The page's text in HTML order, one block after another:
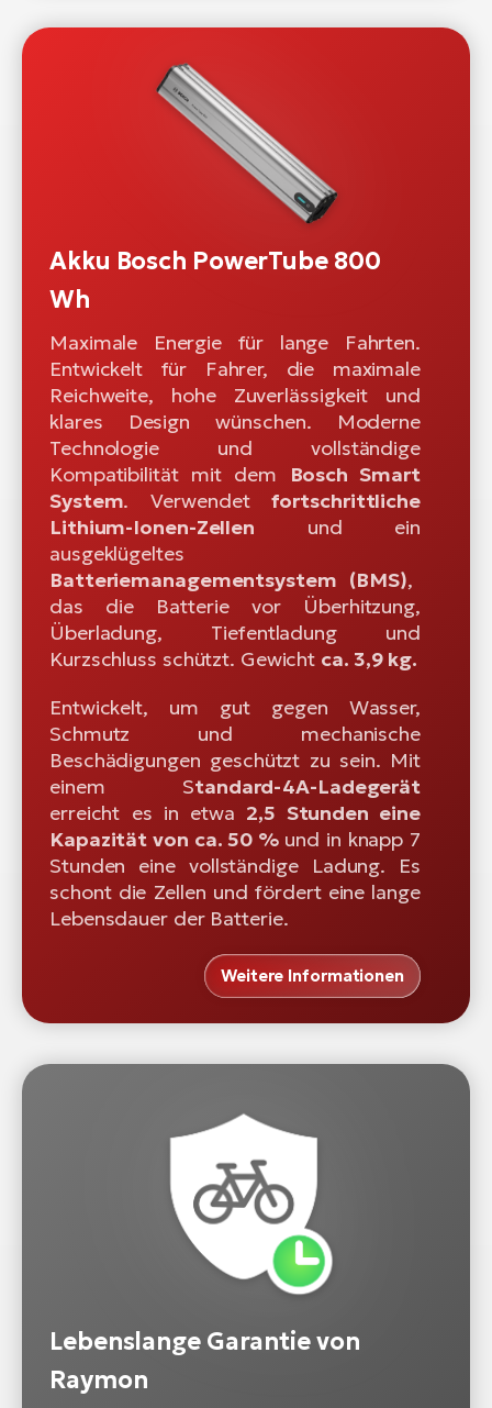
Akku Bosch PowerTube 800
Wh
Maximale Energie für lange Fahrten.
Entwickelt für Fahrer, die maximale
Reichweite, hohe Zuverlässigkeit und
klares Design wünschen. Moderne
Technologie und vollständige
Kompatibilität mit dem
Bosch Smart
System. Verwendetfortschrittliche
Lithium-Ionen-Zellen und ein
ausgeklügeltes
Batteriemanagementsystem (BMS),
das die Batterie vor Überhitzung,
Überladung, Tiefentladung und
Kurzschluss schützt. Gewicht ca. 3,9 kg.
Entwickelt, um gut gegen Wasser,
Schmutz und mechanische
Beschädigungen geschützt zu sein. Mit
einem Standard-4A-Ladegerät
erreicht es in etwa 2,5 Stunden eine
Kapazität von ca. 50 % und in knapp 7
Stunden eine vollständige Ladung. Es
schont die Zellen und fördert eine lange
Lebensdauer der Batterie.
Weitere Informationen
Lebenslange Garantie von
Raymon